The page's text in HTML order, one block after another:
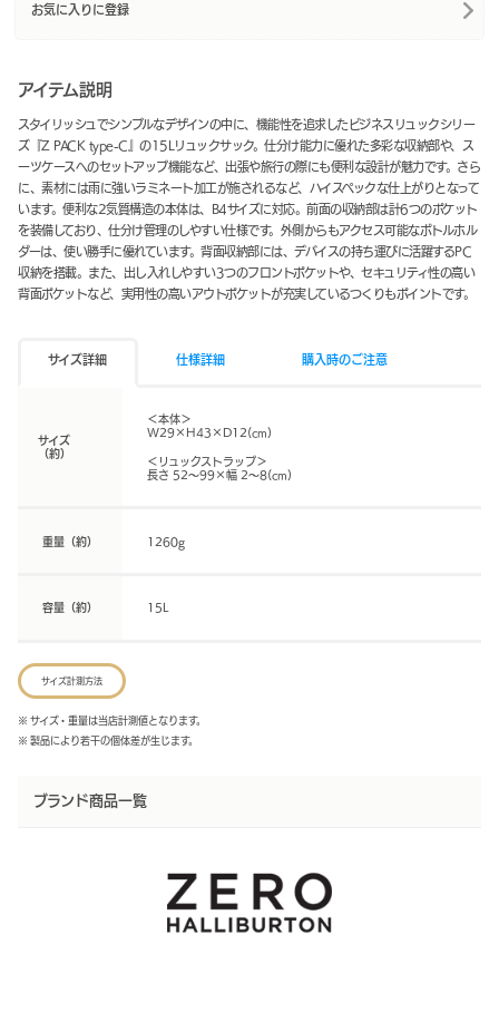
お気に入りに登録
アイテム説明
スタイリッシュでシンプルなデザインの中に、機能性を追求したビジネスリュックシリー
ズ『Z PACK type-C』の15Lリュックサック。仕分け能力に優れた多彩な収納部や、ス
ーツケースへのセットアップ機能など、出張や旅行の際にも便利な設計が魅力です。さら
に、素材には雨に強いラミネート加工が施されるなど、ハイスペックな仕上がりとなって
います。便利な2気質構造の本体は、B4サイズに対応。前面の収納部は計6つのポケット
を装備しており、仕分け管理のしやすい仕様です。外側からもアクセス可能なボトルホル
ダーは、使い勝手に優れています。背面収納部には、デバイスの持ち運びに活躍するPC
収納を搭載。また、出し入れしやすい3つのフロントポケットや、セキュリティ性の高い
背面ポケットなど、実用性の高いアウトポケットが充実しているつくりもポイントです。
サイズ詳細 仕様詳細 購入時のご注意
サイズ
（約）
＜本体＞
W29×H43×D12(cm)
＜リュックストラップ＞
長さ 52～99×幅 2～8(cm)
重量（約） 1260g
容量（約） 15L
サイズ計測方法
※ サイズ・重量は当店計測値となります。
※ 製品により若干の個体差が生じます。
ブランド商品一覧